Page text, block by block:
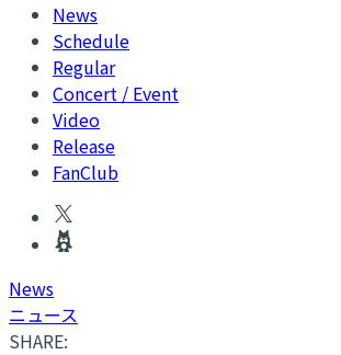
News
Schedule
Regular
Concert / Event
Video
Release
FanClub
News
ニュース
SHARE: